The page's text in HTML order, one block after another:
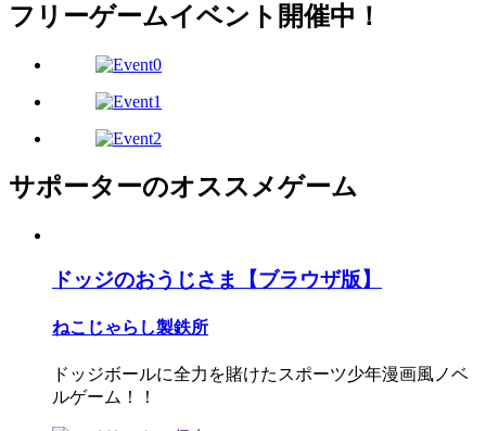
フリーゲームイベント開催中！
サポーターのオススメゲーム
ドッジのおうじさま【ブラウザ版】
ねこじゃらし製鉄所
ドッジボールに全力を賭けたスポーツ少年漫画風ノベ
ルゲーム！！